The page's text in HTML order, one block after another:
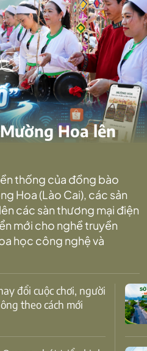
Hoa lên
thống của đồng bào
Hoa (Lào Cai), các sản
các sàn thương mại điện
mới cho nghề truyền
học công nghệ và
theo cách mới